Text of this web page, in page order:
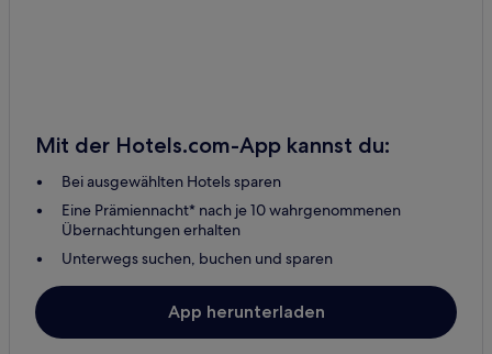
Mit der Hotels.com-App kannst du:
Bei ausgewählten Hotels sparen
Eine Prämiennacht* nach je 10 wahrgenommenen
Übernachtungen erhalten
Unterwegs suchen, buchen und sparen
App herunterladen